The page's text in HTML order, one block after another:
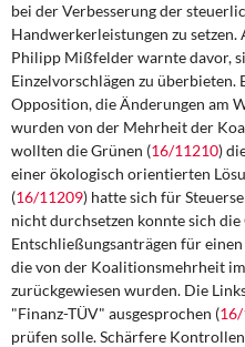
bei der Verbesserung der
Handwerkerleistungen zu
Philipp Mißfelder warnte davor,
Einzelvorschlägen zu überbieten.
Opposition, die Änderungen am
wurden von der Mehrheit der
wollten die Grünen (16/11210)
einer ökologisch orientierten
(16/11209) hatte sich für
nicht durchsetzen konnte sich
Entschließungsanträgen für
die von der Koalitionsmehrheit
zurückgewiesen wurden. Die
"Finanz-TÜV" ausgesprochen (
prüfen solle. Schärfere